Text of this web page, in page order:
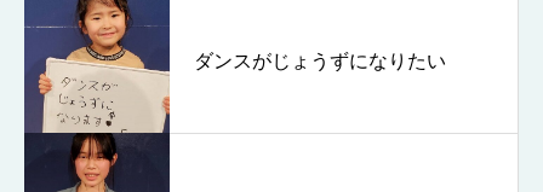
ダンスがじょうずになりたい